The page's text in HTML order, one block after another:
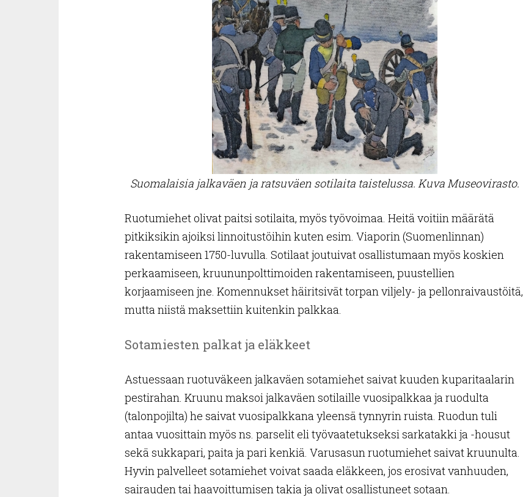
Suomalaisia jalkaväen ja ratsuväen sotilaita taistelussa. Kuva Museovirasto.
Ruotumiehet olivat paitsi sotilaita, myös työvoimaa. Heitä voitiin määrätä
pitkiksikin ajoiksi linnoitustöihin kuten esim. Viaporin (Suomenlinnan)
rakentamiseen 1750-luvulla. Sotilaat joutuivat osallistumaan myös koskien
perkaamiseen, kruununpolttimoiden rakentamiseen, puustellien
korjaamiseen jne. Komennukset häiritsivät torpan viljely- ja pellonraivaustöitä,
mutta niistä maksettiin kuitenkin palkkaa.
Sotamiesten palkat ja eläkkeet
Astuessaan ruotuväkeen jalkaväen sotamiehet saivat kuuden kuparitaalarin
pestirahan. Kruunu maksoi jalkaväen sotilaille vuosipalkkaa ja ruodulta
(talonpojilta) he saivat vuosipalkkana yleensä tynnyrin ruista. Ruodun tuli
antaa vuosittain myös ns. parselit eli työvaatetukseksi sarkatakki ja -housut
sekä sukkapari, paita ja pari kenkiä. Varusasun ruotumiehet saivat kruunulta.
Hyvin palvelleet sotamiehet voivat saada eläkkeen, jos erosivat vanhuuden,
sairauden tai haavoittumisen takia ja olivat osallistuneet sotaan.